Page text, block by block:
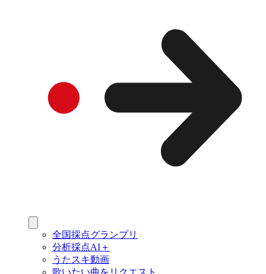
全国採点グランプリ
分析採点AI＋
うたスキ動画
歌いたい曲をリクエスト